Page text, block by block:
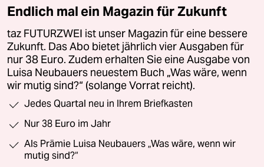
Endlich mal ein Magazin für Zukunft
taz FUTURZWEI ist unser Magazin für eine bessere
Zukunft. Das Abo bietet jährlich vier Ausgaben für
nur 38 Euro. Zudem erhalten Sie eine Ausgabe von
Luisa Neubauers neuestem Buch „Was wäre, wenn
wir mutig sind?“ (solange Vorrat reicht).
Jedes Quartal neu in Ihrem Briefkasten
Nur 38 Euro im Jahr
Als Prämie Luisa Neubauers „Was wäre, wenn wir
mutig sind?“